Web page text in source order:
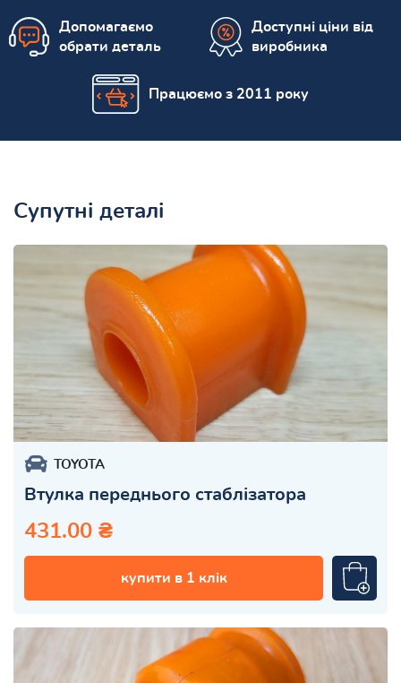
Допомагаємо
обрати деталь
Доступні ціни від
виробника
Працюємо з 2011 року
Супутні деталі
TOYOTA
Втулка переднього стаблізатора
431.00 ₴
купити в 1 клік